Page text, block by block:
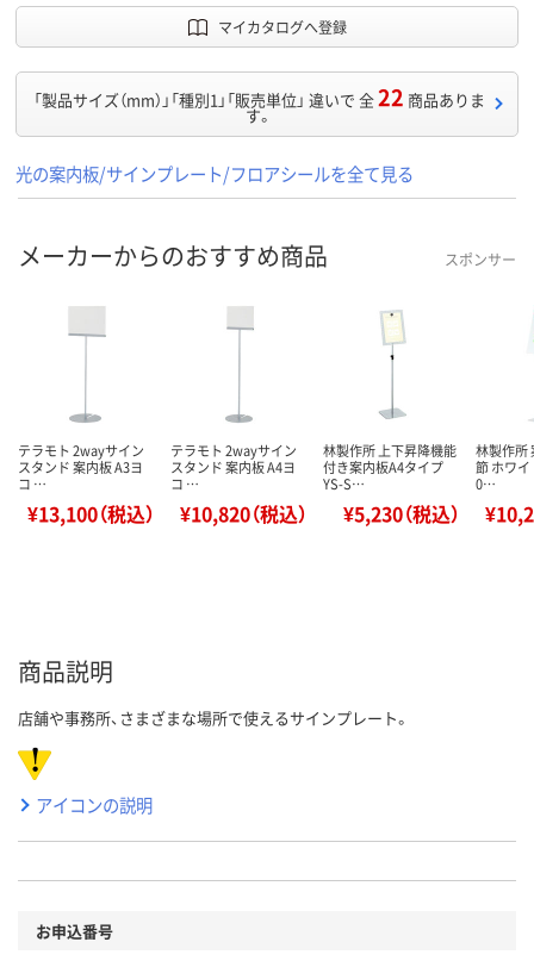
マイカタログへ登録
「製品サイズ（mm）」「種別1」「販売単位」 違いで 全22 商品ありま
す。
光の案内板/サインプレート/フロアシールを全て見る
メーカーからのおすすめ商品 スポンサー
テラモト 2wayサイン
スタンド 案内板 A3ヨ
コ …
¥13,100（税込）
テラモト 2wayサイン
スタンド 案内板 A4ヨ
コ …
¥10,820（税込）
林製作所 上下昇降機能
付き案内板A4タイプ
YS-S…
¥5,230（税込）
林製作所
節 ホワイ
0…
商品説明
店舗や事務所、さまざまな場所で使えるサインプレート。
アイコンの説明
お申込番号